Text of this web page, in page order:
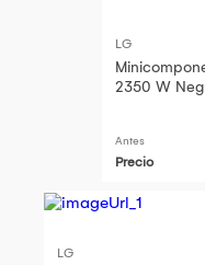
LG
2350 W
Antes
Precio
LG